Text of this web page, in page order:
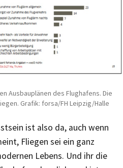
Ausbauplänen des Flughafens. Die
Grafik: forsa/FH Leipzig/Halle
ist also da, auch wenn
Fliegen sei ein ganz
Lebens. Und ihr die